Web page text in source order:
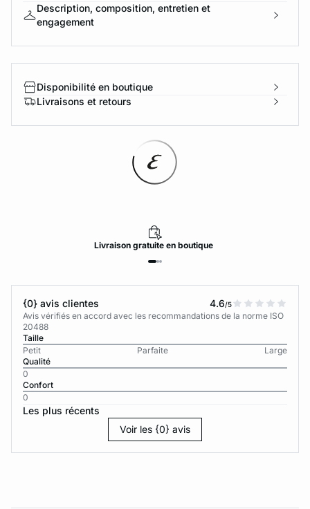
Description, composition, entretien et
engagement
Disponibilité en boutique
Livraisons et retours
Livraisongratuiteen boutique
{0} avis clientes 4.6/5
Avis vérifiés en accord avec les recommandations de la norme ISO
20488
Taille
Petit
Parfaite
Large
Qualité
0
Confort
0
Les plus récents
Voir les {0} avis